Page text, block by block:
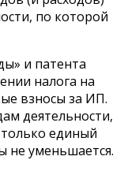
по которой
и патента
налога на
взносы за ИП.
деятельности,
единый
не уменьшается.